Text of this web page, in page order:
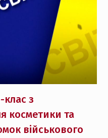
з
косметики та
військового